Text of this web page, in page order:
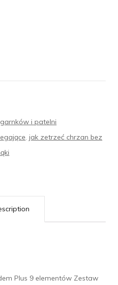
i patelni
jak zetrzeć chrzan bez
Plus 9 elementów Zestaw